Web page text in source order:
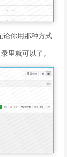
论你用那种方式
里就可以了。